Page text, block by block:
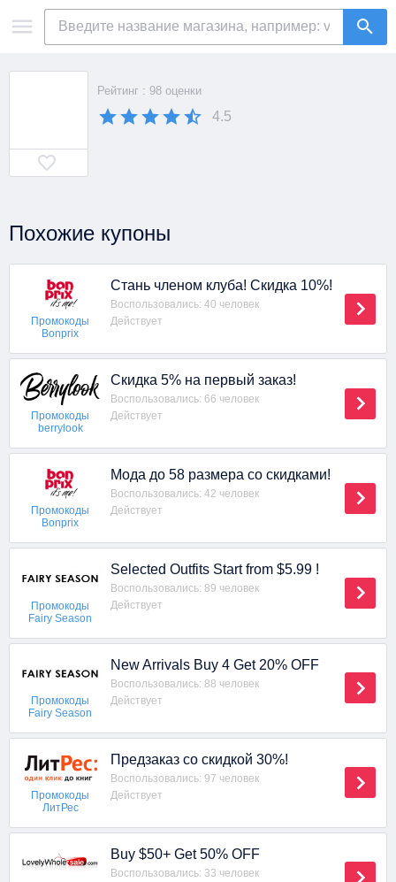
Рейтинг : 98 оценки
4.5
Похожие купоны
Промокоды
Bonprix
Стань членом клуба! Скидка 10%!
Воспользовались: 40 человек
Действует
Промокоды
berrylook
Скидка 5% на первый заказ!
Воспользовались: 66 человек
Действует
Промокоды
Bonprix
Мода до 58 размера со скидками!
Воспользовались: 42 человек
Действует
Промокоды
Fairy Season
Selected Outfits Start from $5.99 !
Воспользовались: 89 человек
Действует
Промокоды
Fairy Season
New Arrivals Buy 4 Get 20% OFF
Воспользовались: 88 человек
Действует
Промокоды
ЛитРес
Предзаказ со скидкой 30%!
Воспользовались: 97 человек
Действует
Buy $50+ Get 50% OFF
Воспользовались: 33 человек